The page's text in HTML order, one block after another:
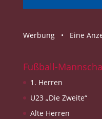
Werbung • Eine
Fußball-
1. Herren
U23 „Die Zweite“
Alte Herren